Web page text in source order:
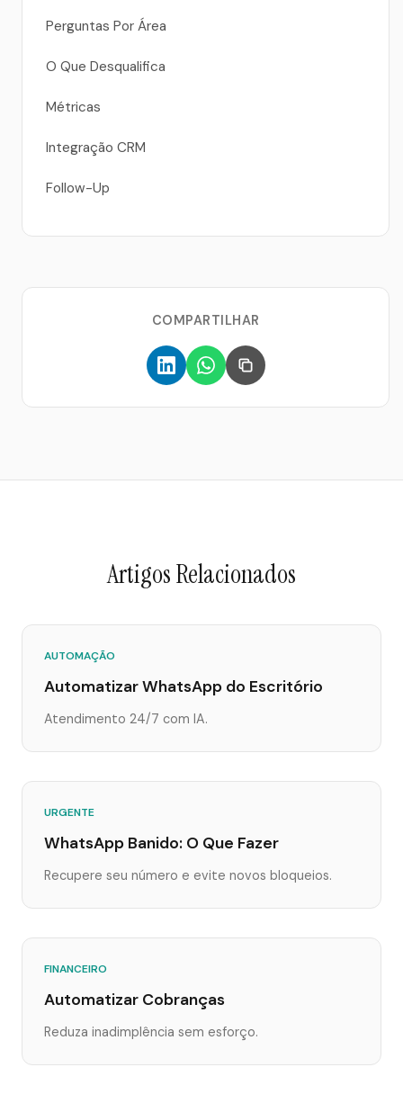
Perguntas Por Área
O Que Desqualifica
Métricas
Integração CRM
Follow-Up
COMPARTILHAR
Artigos Relacionados
AUTOMAÇÃO
Automatizar WhatsApp do Escritório
Atendimento 24/7 com IA.
URGENTE
WhatsApp Banido: O Que Fazer
Recupere seu número e evite novos bloqueios.
FINANCEIRO
Automatizar Cobranças
Reduza inadimplência sem esforço.